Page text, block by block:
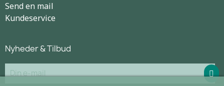
Send en mail
Kundeservice
Nyheder & Tilbud